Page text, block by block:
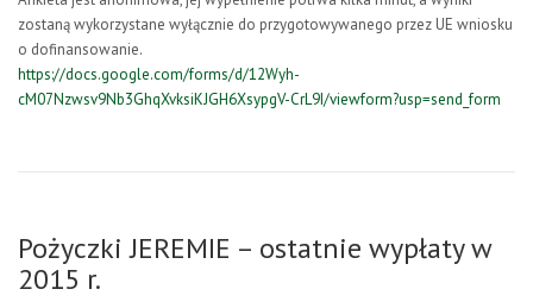
zostaną wykorzystane wyłącznie do przygotowywanego przez UE wniosku
o dofinansowanie.
https://docs.google.com/forms/d/12Wyh-
cM07Nzwsv9Nb3GhqXvksiKJGH6XsypgV-CrL9I/viewform?usp=send_form
Pożyczki JEREMIE – ostatnie wypłaty w
2015 r.